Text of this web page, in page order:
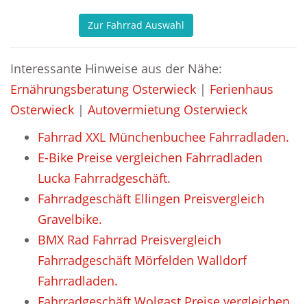
Zur Fahrrad Auswahl
Interessante Hinweise aus der Nähe:
Ernährungsberatung Osterwieck | Ferienhaus
Osterwieck | Autovermietung Osterwieck
Fahrrad XXL Münchenbuchee Fahrradladen.
E-Bike Preise vergleichen Fahrradladen
Lucka Fahrradgeschäft.
Fahrradgeschäft Ellingen Preisvergleich
Gravelbike.
BMX Rad Fahrrad Preisvergleich
Fahrradgeschäft Mörfelden Walldorf
Fahrradladen.